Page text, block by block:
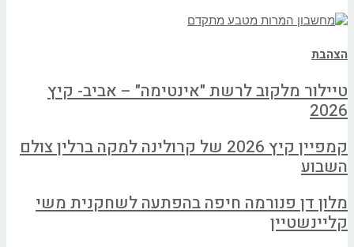
הצהבת
טיילור מלקוב לרשת "אינטימה" – אביב- קיץ
2026
קמפיין קיץ 2026 של קרולינה למקה ברלין צולם
השבוע
מלון דן פנורמה חיפה בהפתעה לשחקנית משי
קליינשטיין